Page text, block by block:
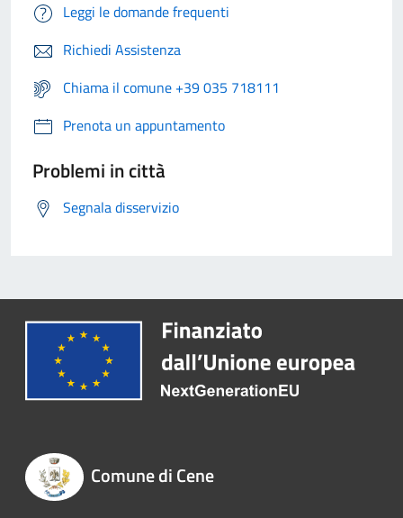
Leggi le domande frequenti
Richiedi Assistenza
Chiama il comune +39 035 718111
Prenota un appuntamento
Problemi in città
Segnala disservizio
Comune di Cene